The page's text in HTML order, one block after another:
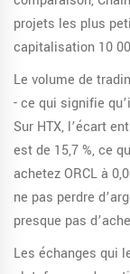
projets les plus
capitalisation 10
Le volume de
- ce qui signifie
Sur HTX, l’écart
est de 15,7 %, ce
achetez ORCL à
ne pas perdre
presque pas
Les échanges qui